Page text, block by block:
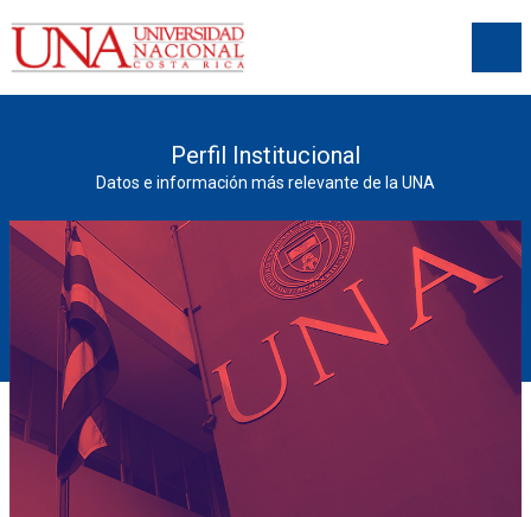
Perfil Institucional
Datos e información más relevante de la UNA